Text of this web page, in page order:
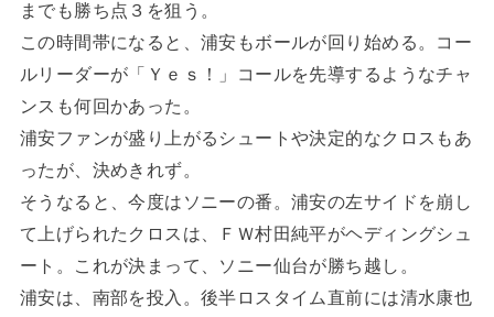
までも勝ち点３を狙う。
この時間帯になると、浦安もボールが回り始める。コー
ルリーダーが「Ｙｅｓ！」コールを先導するようなチャ
ンスも何回かあった。
浦安ファンが盛り上がるシュートや決定的なクロスもあ
ったが、決めきれず。
そうなると、今度はソニーの番。浦安の左サイドを崩し
て上げられたクロスは、ＦＷ村田純平がヘディングシュ
ート。これが決まって、ソニー仙台が勝ち越し。
浦安は、南部を投入。後半ロスタイム直前には清水康也